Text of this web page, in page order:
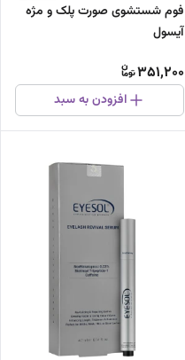
فوم شستشوی صورت پلک و مژه
آیسول
351,200
افزودن به سبد